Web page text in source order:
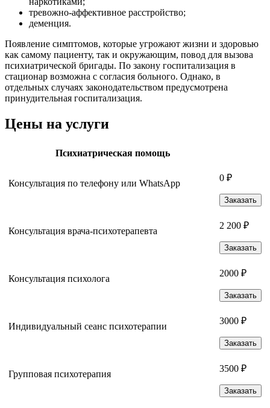
тревожно-аффективное расстройство;
деменция.
Появление симптомов, которые угрожают жизни и здоровью
как самому пациенту, так и окружающим, повод для вызова
психиатрической бригады. По закону госпитализация в
стационар возможна с согласия больного. Однако, в
отдельных случаях законодательством предусмотрена
принудительная госпитализация.
Цены на услуги
Психиатрическая помощь
Консультация по телефону или WhatsApp
0 ₽
Заказать
Консультация врача-психотерапевта
2 200 ₽
Заказать
Консультация психолога
2000 ₽
Заказать
Индивидуальный сеанс психотерапии
3000 ₽
Заказать
Групповая психотерапия
3500 ₽
Заказать